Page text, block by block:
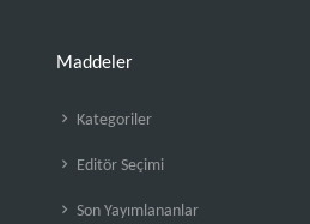
Maddeler
Kategoriler
Editör Seçimi
Son Yayımlananlar